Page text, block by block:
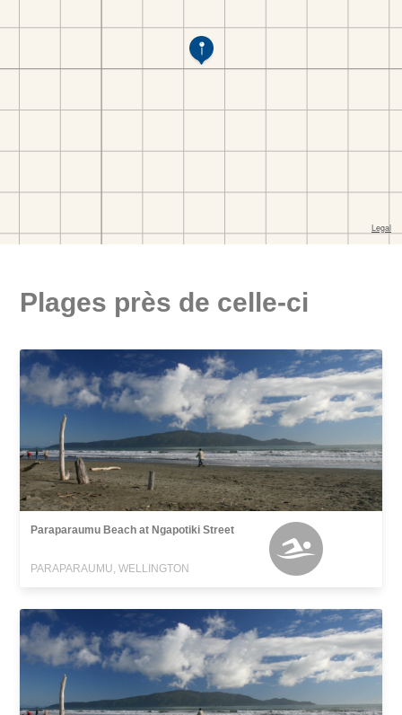
Plages près de celle-ci
Paraparaumu Beach at Ngapotiki Street
PARAPARAUMU, WELLINGTON